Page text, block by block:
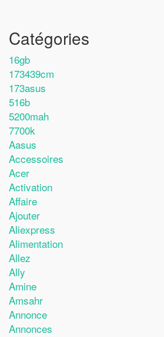
Catégories
16gb
173439cm
173asus
516b
5200mah
7700k
Aasus
Accessoires
Acer
Activation
Affaire
Ajouter
Aliexpress
Alimentation
Allez
Ally
Amine
Amsahr
Annonce
Annonces